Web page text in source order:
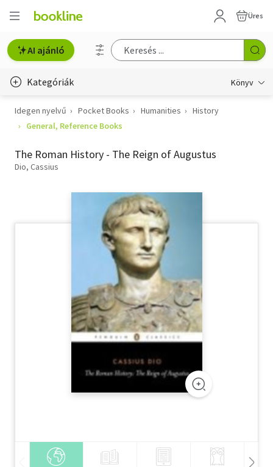
Üres
AI ajánló
Kategóriák Könyv
Életmód, egészség
Gyermek- és ifjúsági
Hobbi, szabadidő
Szótár, nyelvkönyv
Tankönyv, segédkönyv
Természettudomány
Idegen nyelvű Pocket Books Humanities
History
General, Reference Books
The Roman History - The Reign of Augustus
Dio, Cassius